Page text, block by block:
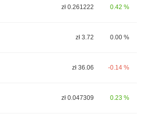
zł 0.261222 0.42 %
zł 3.72 0.00 %
zł 36.06 -0.14 %
zł 0.047309 0.23 %